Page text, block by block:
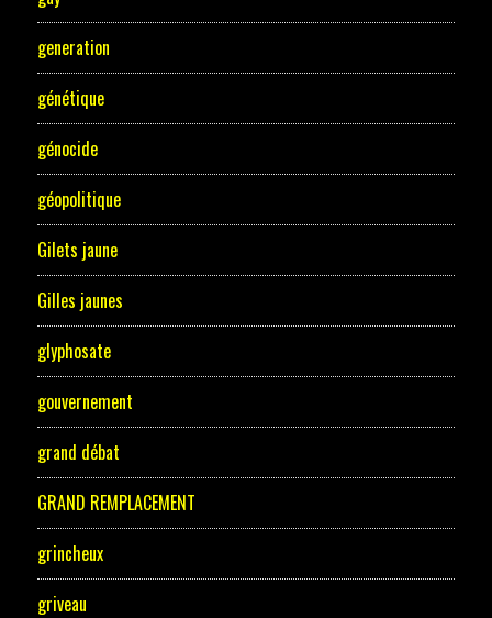
generation
génétique
génocide
géopolitique
Gilets jaune
Gilles jaunes
glyphosate
gouvernement
grand débat
GRAND REMPLACEMENT
grincheux
griveau